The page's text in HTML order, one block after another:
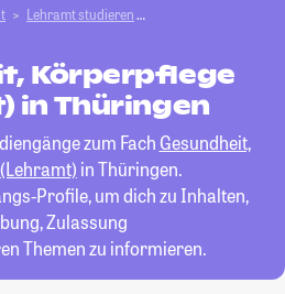
Lehramt studieren
Körperpflege
in Thüringen
zum Fach Gesundheit,
in Thüringen.
Profile, um dich zu Inhalten,
Zulassung
Themen zu informieren.